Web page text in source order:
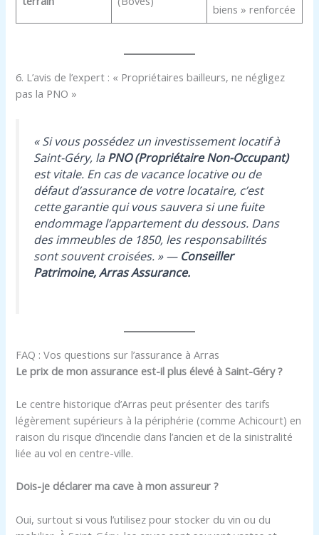
biens » renforcée
6. L’avis de l’expert : « Propriétaires bailleurs, ne négligez
pas la PNO »
« Si vous possédez un investissement locatif à
Saint-Géry, laPNO (Propriétaire Non-Occupant)
est vitale. En cas de vacance locative ou de
défaut d’assurance de votre locataire, c’est
cette garantie qui vous sauvera si une fuite
endommage l’appartement du dessous. Dans
des immeubles de 1850, les responsabilités
sont souvent croisées. »— Conseiller
Patrimoine, Arras Assurance.
FAQ : Vos questions sur l’assurance à Arras
Le prix de mon assurance est-il plus élevé à Saint-Géry ?
Le centre historique d’Arras peut présenter des tarifs
légèrement supérieurs à la périphérie (comme Achicourt) en
raison du risque d’incendie dans l’ancien et de la sinistralité
liée au vol en centre-ville.
Dois-je déclarer ma cave à mon assureur ?
Oui, surtout si vous l’utilisez pour stocker du vin ou du